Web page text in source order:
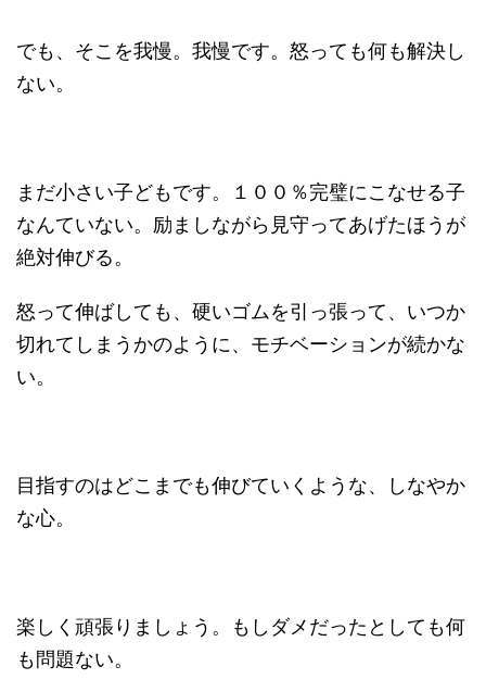
でも、そこを我慢。我慢です。怒っても何も解決し
ない。
まだ小さい子どもです。１００％完璧にこなせる子
なんていない。励ましながら見守ってあげたほうが
絶対伸びる。
怒って伸ばしても、硬いゴムを引っ張って、いつか
切れてしまうかのように、モチベーションが続かな
い。
目指すのはどこまでも伸びていくような、しなやか
な心。
楽しく頑張りましょう。もしダメだったとしても何
も問題ない。